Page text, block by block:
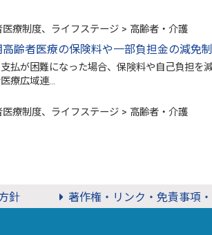
療制度、ライフステージ > 高齢者・介護
高齢者医療の保険料や一部負担金の減免
等により支払が困難になっ
療広域連…
療制度、ライフステージ > 高齢者・介護
針 著作権・リンク・免責事項